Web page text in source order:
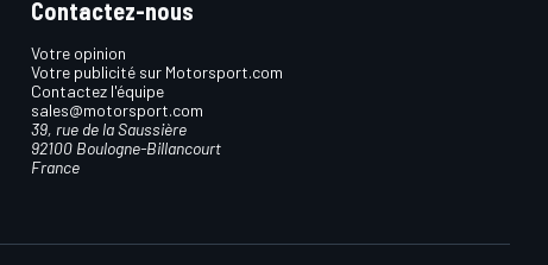
Contactez-nous
Votre opinion
Votre publicité sur Motorsport.com
Contactez l'équipe
sales@motorsport.com
39, rue de la Saussière
92100 Boulogne-Billancourt
France